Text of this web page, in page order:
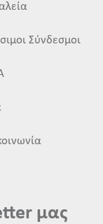
Σύνδεσμοι
μας